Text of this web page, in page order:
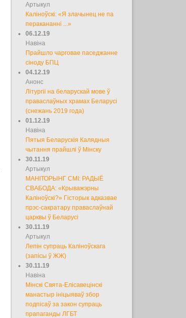
Артыкул
Каліноўскі: «Я злачынец не па
перакананні ...»
06.12.19
Навіна
Прайшло чарговае паседжанне
сіноду БПЦ
04.12.19
Анонс
Літургіі на беларускай мове ў
праваслаўных храмах Беларусі
(снежань 2019 года)
01.12.19
Навіна
Пятыя Беларускія Калядныя
чытання прайшлі ў Мінску
30.11.19
Артыкул
МАНІТОРЫНГ СМІ: РАДЫЁ
СВАБОДА: «Крыважэрны
Каліноўскі?» Гісторык адказвае
прэс-сакратару праваслаўнай
царквы ў Беларусі
30.11.19
Артыкул
Лепін супраць Каліноўскага
(запісы ў ЖЖ)
30.11.19
Навіна
Мінскі Свята-Елісавецінскі
манастыр ініцыяваў збор
подпісаў за закон супраць
прапаганды ЛГБТ